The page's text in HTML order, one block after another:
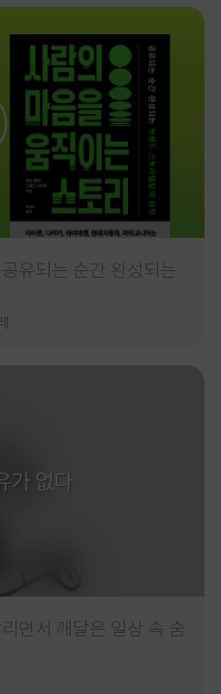
공유되는 순간 완성되는
가 없다
면서 깨달은 일상 속 숨